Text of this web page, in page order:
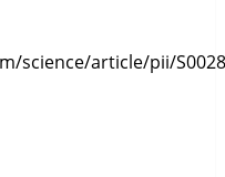
science/article/pii/